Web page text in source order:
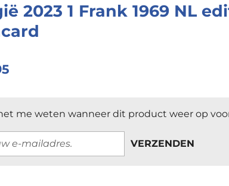
2023 1 Frank 1969 NL
me weten wanneer dit product weer op
VERZENDEN